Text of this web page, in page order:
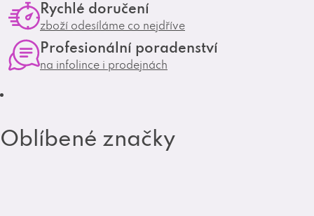
g
a
m
o
o
k
Rychlé doručení
zboží odesíláme co nejdříve
Profesionální poradenství
na infolince i prodejnách
Oblíbené značky